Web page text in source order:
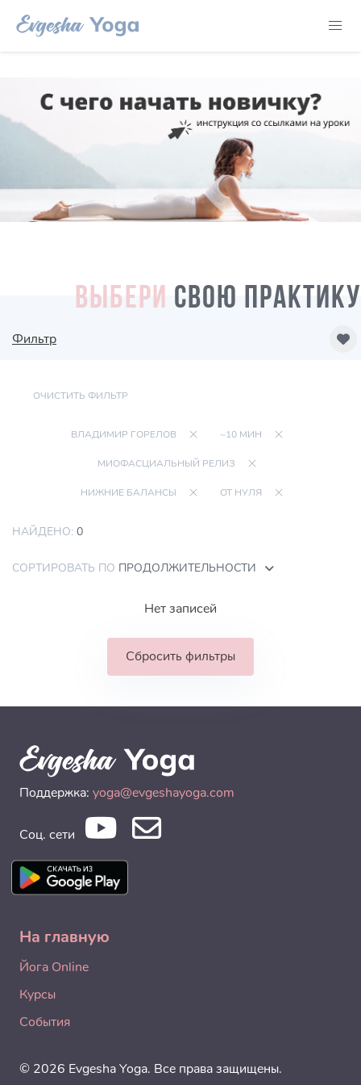
ВЫБЕРИ СВОЮ ПРАКТИКУ
Фильтр
ОЧИСТИТЬ ФИЛЬТР
ВЛАДИМИР ГОРЕЛОВ ~10 МИН
МИОФАСЦИАЛЬНЫЙ РЕЛИЗ
НИЖНИЕ БАЛАНСЫ ОТ НУЛЯ
НАЙДЕНО: 0
СОРТИРОВАТЬ ПО ПРОДОЛЖИТЕЛЬНОСТИ
Нет записей
Сбросить фильтры
Поддержка: yoga@evgeshayoga.com
Соц. сети
На главную
Йога Online
Курсы
События
© 2026 Evgesha Yoga. Все права защищены.